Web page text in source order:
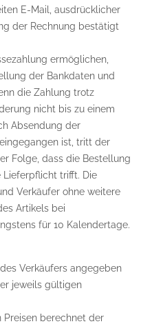
E-Mail, ausdrücklicher
der Rechnung bestätigt
ermöglichen,
der Bankdaten und
die Zahlung trotz
nicht bis zu einem
Absendung der
ist, tritt der
Folge, dass die Bestellung
Lieferpflicht trifft. Die
Verkäufer ohne weitere
Artikels bei
für 10 Kalendertage.
Verkäufers angegeben
jeweils gültigen
Preisen berechnet der